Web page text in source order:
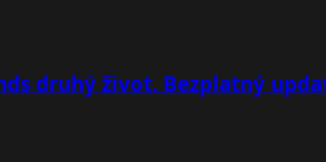
druhý život. Bezplatný